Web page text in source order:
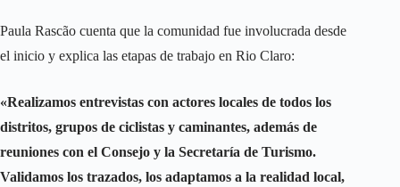
Paula Rascão cuenta que la comunidad fue involucrada desde
el inicio y explica las etapas de trabajo en Rio Claro:
«Realizamos entrevistas con actores locales de todos los
distritos, grupos de ciclistas y caminantes, además de
reuniones con el Consejo y la Secretaría de Turismo.
Validamos los trazados, los adaptamos a la realidad local,